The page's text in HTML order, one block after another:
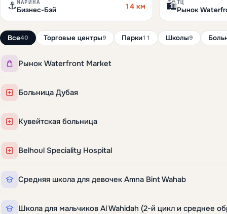
⚓ МАРИНА
Бизнес-Бэй 14 км 🛍️ТЦ
Рынок
Все40 Торговые центры9 Парки11 Школы9
Рынок Waterfront Market
Больница Дубая
Кувейтская больница
Belhoul Speciality Hospital
Средняя школа для девочек Amna Bint Wahab